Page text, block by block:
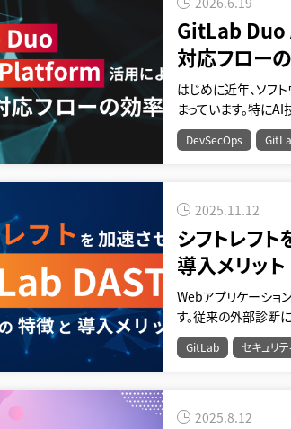
GitLab Duo
対応フロー
はじめに近年、ソフ
まっています。特に
DevSecOps
2025.11.12
シフトレフ
導入メリット
Webアプリケーショ
す。従来の外部診断
GitLab セキュリテ
2025.8.12